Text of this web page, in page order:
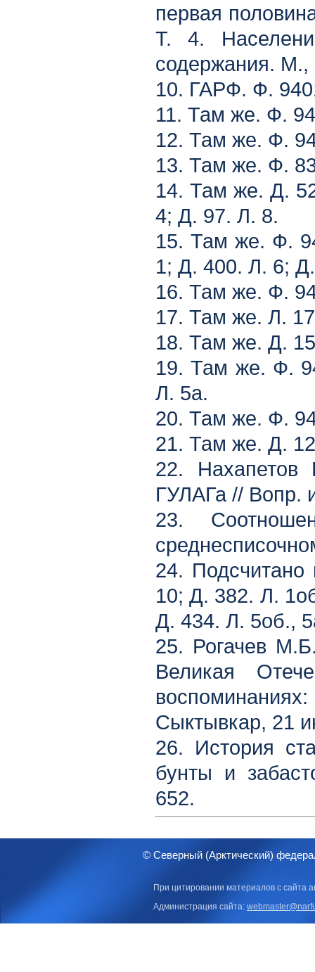
первая
Т. 4.
содержания. М.,
10. ГАРФ. Ф.
11. Там же. Ф.
12. Там же. Ф.
13. Там же. Ф.
14. Там же. Д.
4; Д. 97. Л. 8.
15. Там же. Ф.
1; Д. 400. Л. 6;
16. Там же. Ф.
17. Там же. Л.
18. Там же. Д.
19. Там же. Ф.
Л. 5а.
20. Там же. Ф.
21. Там же. Д.
22. Нахапетов
ГУЛАГа // Вопр.
23.
24.
10; Д. 382. Л.
Д. 434. Л. 5об.,
25. Рогачев
Великая
Сыктывкар, 21
26. История
бунты и
652.
© Северный (Арктический)
При цитировании материалов с сайта
Администрация сайта: